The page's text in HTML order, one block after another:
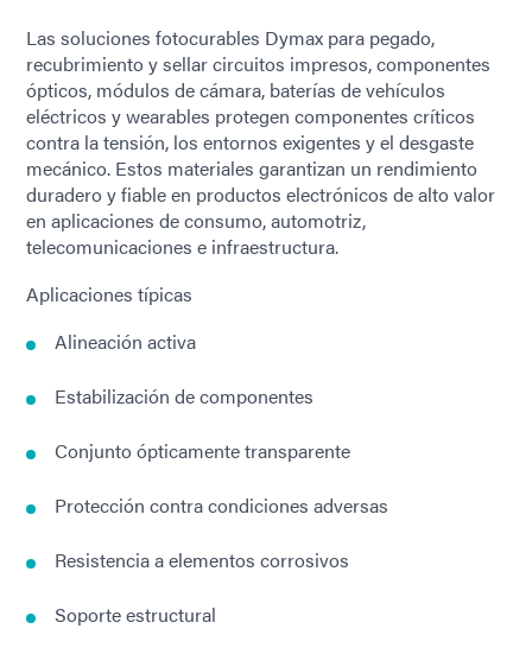
Las soluciones fotocurables Dymax para pegado,
recubrimiento y sellar circuitos impresos, componentes
ópticos, módulos de cámara, baterías de vehículos
eléctricos y wearables protegen componentes críticos
contra la tensión, los entornos exigentes y el desgaste
mecánico. Estos materiales garantizan un rendimiento
duradero y fiable en productos electrónicos de alto valor
en aplicaciones de consumo, automotriz,
telecomunicaciones e infraestructura.
Aplicaciones típicas
Alineación activa
Estabilización de componentes
Conjunto ópticamente transparente
Protección contra condiciones adversas
Resistencia a elementos corrosivos
Soporte estructural